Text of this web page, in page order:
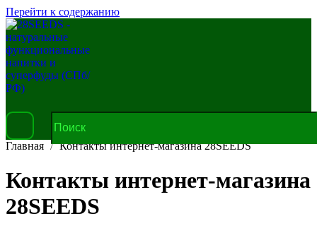
Перейти к содержанию
Главная Контакты интернет-магазина 28SEEDS
Контакты интернет-магазина
28SEEDS